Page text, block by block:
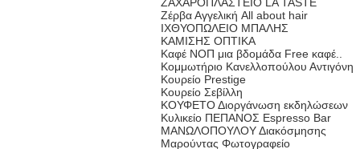
ΖΑΧΑΡΟΠΛΑΣΤΕΙΟ LA TASTE
Ζέρβα Αγγελική All about hair
ΙΧΘΥΟΠΩΛΕΙΟ ΜΠΑΛΗΣ
ΚΑΜΙΣΗΣ ΟΠΤΙΚΑ
Καφέ ΝΟΠ μια βδομάδα Free καφέ..
Κομμωτήριο Κανελλοπούλου Αντιγόνη
Κουρείο Prestige
Κουρείο Σεβίλλη
ΚΟΥΦΕΤΟ Διοργάνωση εκδηλώσεων
Κυλικείο ΠΕΠΑΝΟΣ Espresso Bar
ΜΑΝΩΛΟΠΟΥΛΟΥ Διακόσμησης
Μαρούντας Φωτογραφείο